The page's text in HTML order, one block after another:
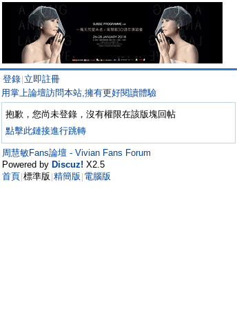
登錄 立即註冊
用掌上論壇訪問本站,擁有更好閱讀體驗
抱歉，您尚未登錄，沒有權限在該版塊回帖
點擊此鏈接進行跳轉
周慧敏Fans論壇 - Vivian Fans Forum
Powered by Discuz! X2.5
首頁 標準版 精簡版 電腦版